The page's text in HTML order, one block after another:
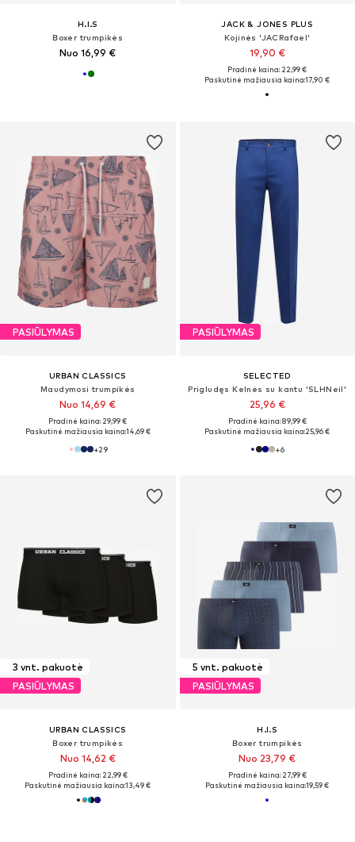
H.I.S
Boxer trumpikės
Nuo 16,99 €
JACK & JONES PLUS
Kojinės 'JACRafael'
19,90 €
Pradinė kaina: 22,99 €
Paskutinė mažiausia kaina:17,90 €
PASIŪLYMAS
URBAN CLASSICS
Maudymosi trumpikės
Nuo 14,69 €
Pradinė kaina: 29,99 €
Paskutinė mažiausia kaina:14,69 €
+29
PASIŪLYMAS
SELECTED
Prigludęs Kelnės su kantu 'SLHNeil'
25,96 €
Pradinė kaina: 89,99 €
Paskutinė mažiausia kaina:25,96 €
+6
3 vnt. pakuotė
PASIŪLYMAS
URBAN CLASSICS
Boxer trumpikės
Nuo 14,62 €
Pradinė kaina: 22,99 €
Paskutinė mažiausia kaina:13,49 €
5 vnt. pakuotė
PASIŪLYMAS
H.I.S
Boxer trumpikės
Nuo 23,79 €
Pradinė kaina: 27,99 €
Paskutinė mažiausia kaina:19,59 €